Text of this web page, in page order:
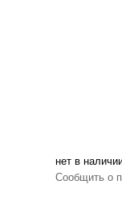
нет в
Сообщить о